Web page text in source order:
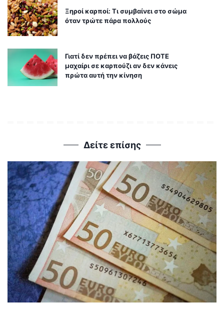
Ξηροί καρποί: Τι συμβαίνει στο σώμα
όταν τρώτε πάρα πολλούς
Γιατί δεν πρέπει να βάζεις ΠΟΤΕ
μαχαίρι σε καρπούζι αν δεν κάνεις
πρώτα αυτή την κίνηση
Δείτε επίσης